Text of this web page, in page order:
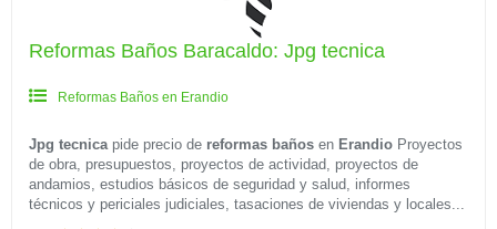
Reformas Baños Baracaldo: Jpg tecnica
Reformas Baños en Erandio
Jpg tecnicapide precio de reformas baños en Erandio Proyectos
de obra, presupuestos, proyectos de actividad, proyectos de
andamios, estudios básicos de seguridad y salud, informes
técnicos y periciales judiciales, tasaciones de viviendas y locales...